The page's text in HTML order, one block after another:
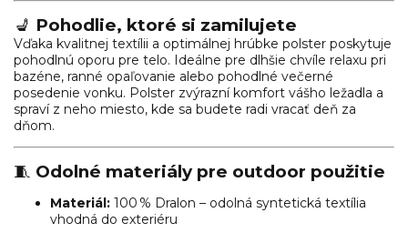
💺 Pohodlie, ktoré si zamilujete
Vďaka kvalitnej textílii a optimálnej hrúbke polster poskytuje
pohodlnú oporu pre telo. Ideálne pre dlhšie chvíle relaxu pri
bazéne, ranné opaľovanie alebo pohodlné večerné
posedenie vonku. Polster zvýrazní komfort vášho ležadla a
spraví z neho miesto, kde sa budete radi vracať deň za
dňom.
🧵 Odolné materiály pre outdoor použitie
Materiál: 100 % Dralon – odolná syntetická textília
vhodná do exteriéru